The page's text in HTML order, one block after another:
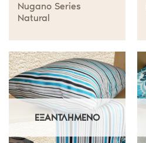
Nugano Series
Natural
ΕΞΑΝΤΛΗΜΈΝΟ